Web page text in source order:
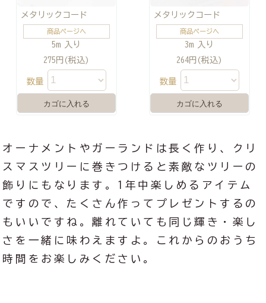
メタリックコード
商品ページへ
5m 入り
275円(税込)
数量
メタリックコード
商品ページへ
3m 入り
264円(税込)
数量
オーナメントやガーランドは長く作り、クリ
スマスツリーに巻きつけると素敵なツリーの
飾りにもなります。1年中楽しめるアイテム
ですので、たくさん作ってプレゼントするの
もいいですね。離れていても同じ輝き・楽し
さを一緒に味わえますよ。これからのおうち
時間をお楽しみください。